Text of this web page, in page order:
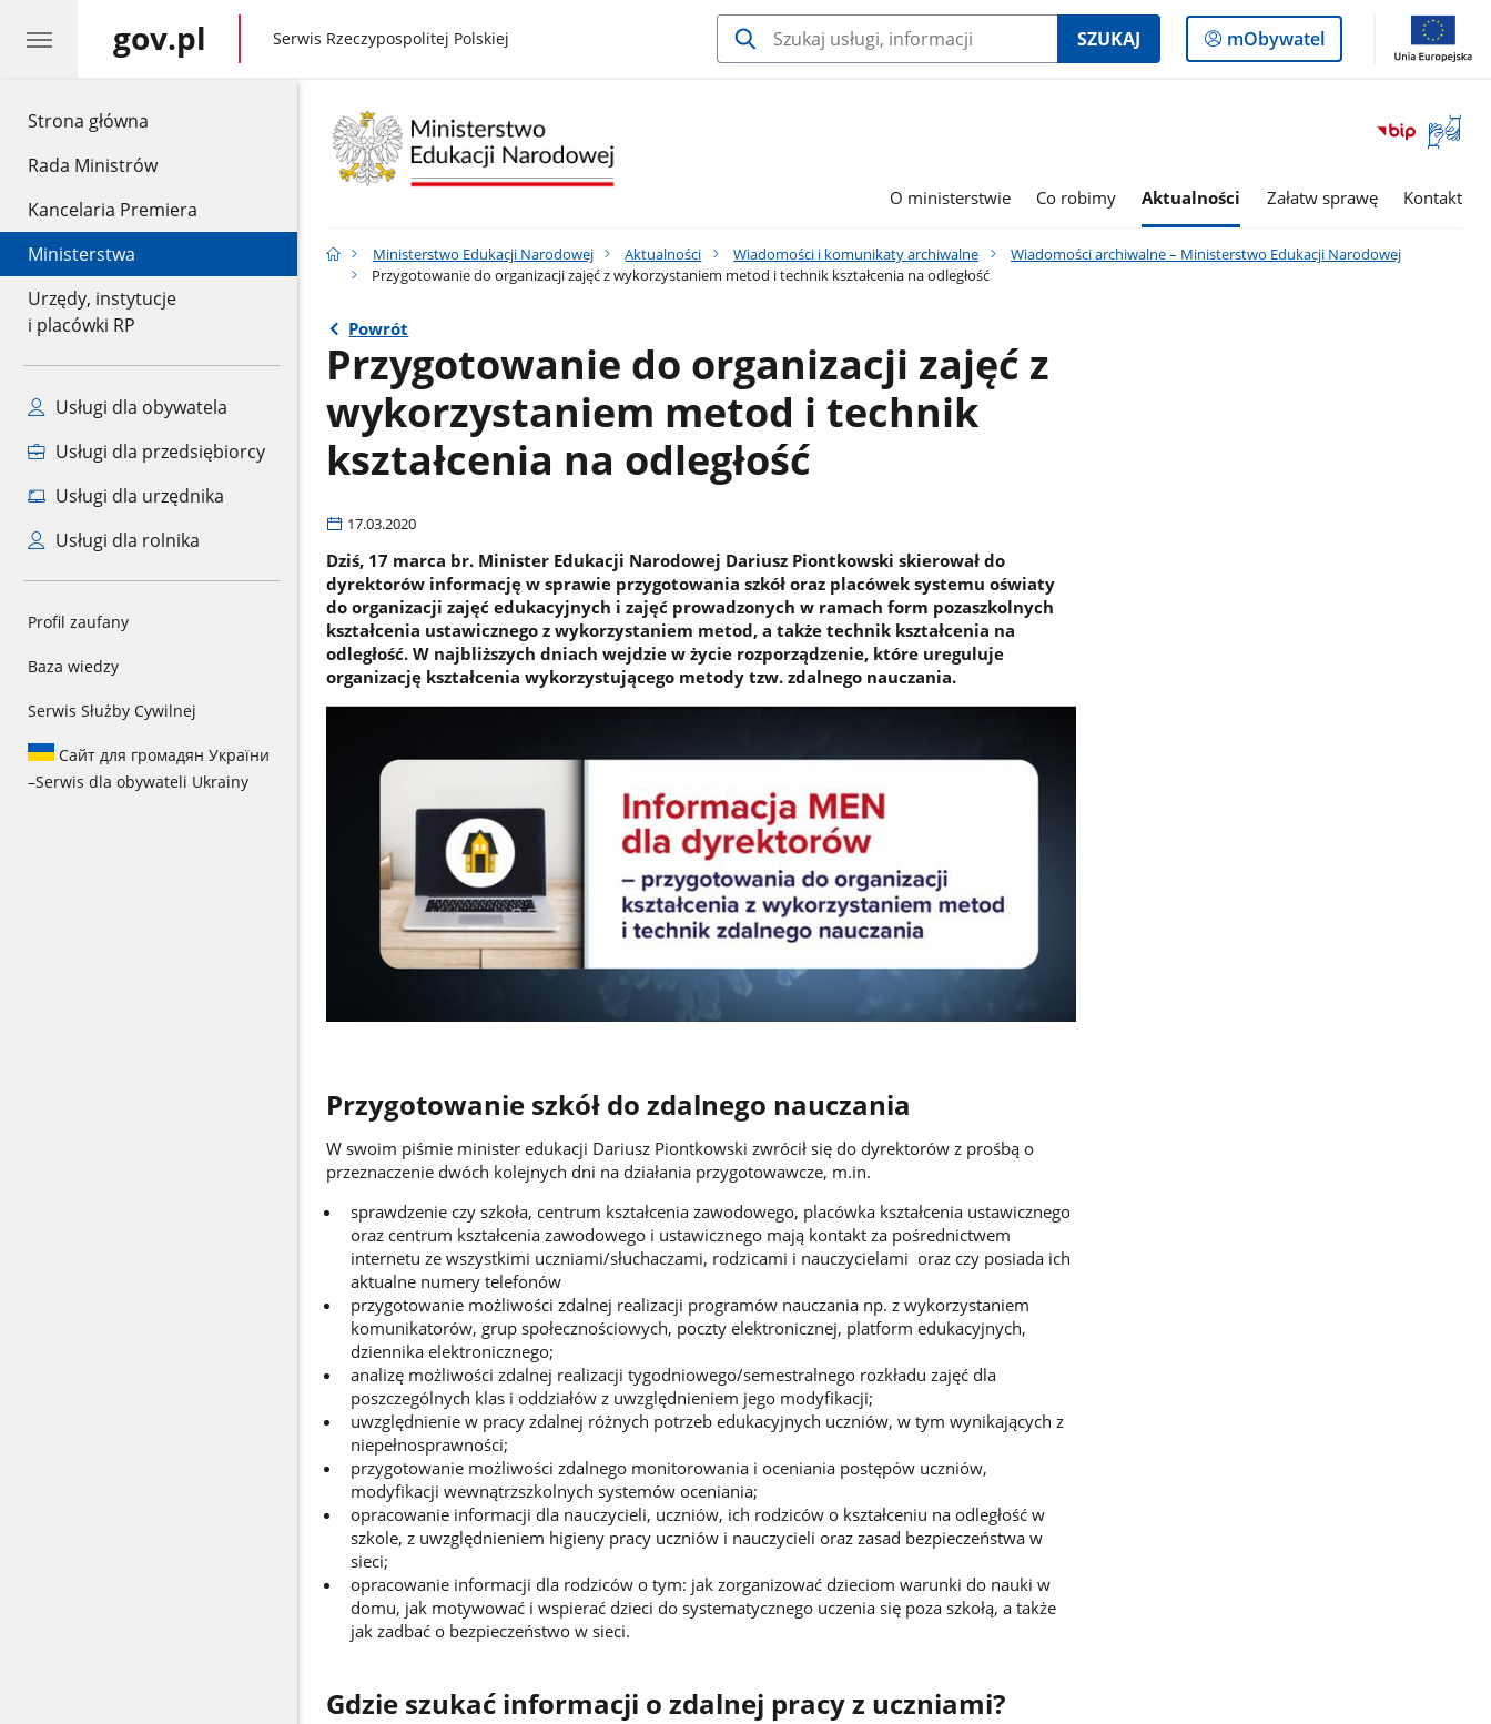
Strona główna
Rada Ministrów
Kancelaria Premiera
Ministerstwa
Urzędy, instytucje
i placówki RP
Usługi dla obywatela
Usługi dla przedsiębiorcy
Usługi dla urzędnika
Usługi dla rolnika
Profil zaufany
Baza wiedzy
Serwis Służby Cywilnej
Сайт для громадян України
–Serwis dla obywateli Ukrainy
gov.pl gov.pl
Serwis Rzeczypospolitej Polskiej SZUKAJ
Logowanie
do
mObywatel
Otwórz
okno
O ministerstwie Co robimy Aktualności Załatw sprawę Kontakt
Ministerstwo Edukacji Narodowej Aktualności Wiadomości i komunikaty archiwalne
Wiadomości archiwalne – Ministerstwo Edukacji Narodowej
Przygotowanie do organizacji zajęć z wykorzystaniem metod i technik kształcenia na odległość
Powrót
Przygotowanie do organizacji zajęć z
wykorzystaniem metod i technik
kształcenia na odległość
17.03.2020
Dziś, 17 marca br. Minister Edukacji Narodowej Dariusz Piontkowski skierował do
dyrektorów informację w sprawie przygotowania szkół oraz placówek systemu oświaty
do organizacji zajęć edukacyjnych i zajęć prowadzonych w ramach form pozaszkolnych
kształcenia ustawicznego z wykorzystaniem metod, a także technik kształcenia na
odległość. W najbliższych dniach wejdzie w życie rozporządzenie, które ureguluje
organizację kształcenia wykorzystującego metody tzw. zdalnego nauczania.
Przygotowanie szkół do zdalnego nauczania
W swoim piśmie minister edukacji Dariusz Piontkowski zwrócił się do dyrektorów z prośbą o
przeznaczenie dwóch kolejnych dni na działania przygotowawcze, m.in.
sprawdzenie czy szkoła, centrum kształcenia zawodowego, placówka kształcenia ustawicznego
oraz centrum kształcenia zawodowego i ustawicznego mają kontakt za pośrednictwem
internetu ze wszystkimi uczniami/słuchaczami, rodzicami i nauczycielami oraz czy posiada ich
aktualne numery telefonów
przygotowanie możliwości zdalnej realizacji programów nauczania np. z wykorzystaniem
komunikatorów, grup społecznościowych, poczty elektronicznej, platform edukacyjnych,
dziennika elektronicznego;
analizę możliwości zdalnej realizacji tygodniowego/semestralnego rozkładu zajęć dla
poszczególnych klas i oddziałów z uwzględnieniem jego modyfikacji;
uwzględnienie w pracy zdalnej różnych potrzeb edukacyjnych uczniów, w tym wynikających z
niepełnosprawności;
przygotowanie możliwości zdalnego monitorowania i oceniania postępów uczniów,
modyfikacji wewnątrzszkolnych systemów oceniania;
opracowanie informacji dla nauczycieli, uczniów, ich rodziców o kształceniu na odległość w
szkole, z uwzględnieniem higieny pracy uczniów i nauczycieli oraz zasad bezpieczeństwa w
sieci;
opracowanie informacji dla rodziców o tym: jak zorganizować dzieciom warunki do nauki w
domu, jak motywować i wspierać dzieci do systematycznego uczenia się poza szkołą, a także
jak zadbać o bezpieczeństwo w sieci.
Gdzie szukać informacji o zdalnej pracy z uczniami?